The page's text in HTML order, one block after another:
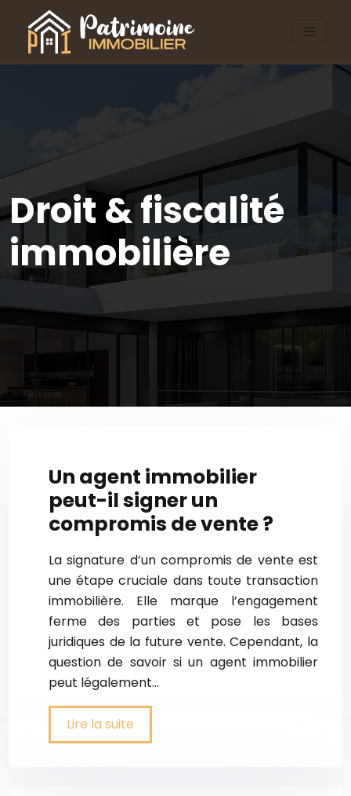
Droit & fiscalité
immobilière
Un agent immobilier
peut-il signer un
compromis de vente ?
La signature d’un compromis de vente est
une étape cruciale dans toute transaction
immobilière. Elle marque l’engagement
ferme des parties et pose les bases
juridiques de la future vente. Cependant, la
question de savoir si un agent immobilier
peut légalement…
Lire la suite